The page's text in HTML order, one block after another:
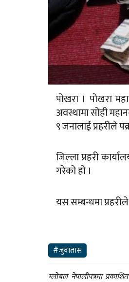
पोखरा । पोखरा
अवस्थामा सोही
९ जनालाई प्रहरीले
जिल्ला प्रहरी
गरेको हो ।
यस सम्बन्धमा
#जुवातास
ग्लोबल नेपालीपत्रमा